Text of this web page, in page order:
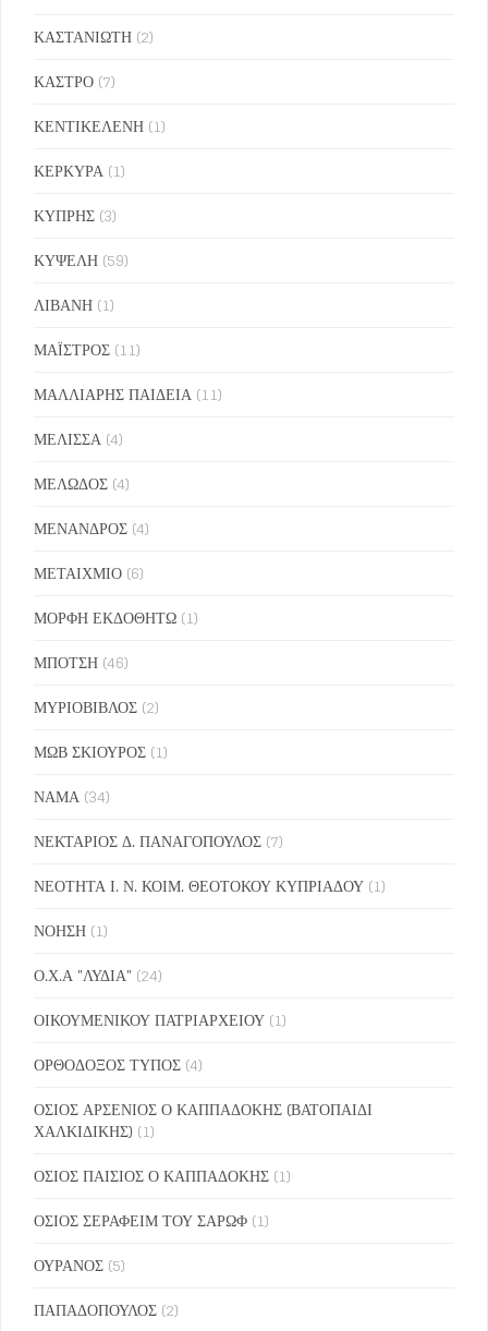
ΚΑΣΤΑΝΙΩΤΗ (2)
ΚΑΣΤΡΟ (7)
ΚΕΝΤΙΚΕΛΕΝΗ (1)
ΚΕΡΚΥΡΑ (1)
ΚΥΠΡΗΣ (3)
ΚΥΨΕΛΗ (59)
ΛΙΒΑΝΗ (1)
ΜΑΪΣΤΡΟΣ (11)
ΜΑΛΛΙΑΡΗΣ ΠΑΙΔΕΙΑ (11)
ΜΕΛΙΣΣΑ (4)
ΜΕΛΩΔΟΣ (4)
ΜΕΝΑΝΔΡΟΣ (4)
ΜΕΤΑΙΧΜΙΟ (6)
ΜΟΡΦΗ ΕΚΔΟΘΗΤΩ (1)
ΜΠΟΤΣΗ (46)
ΜΥΡΙΟΒΙΒΛΟΣ (2)
ΜΩΒ ΣΚΙΟΥΡΟΣ (1)
ΝΑΜΑ (34)
ΝΕΚΤΑΡΙΟΣ Δ. ΠΑΝΑΓΟΠΟΥΛΟΣ (7)
ΝΕΟΤΗΤΑ Ι. Ν. ΚΟΙΜ. ΘΕΟΤΟΚΟΥ ΚΥΠΡΙΑΔΟΥ (1)
ΝΟΗΣΗ (1)
Ο.Χ.Α "ΛΥΔΙΑ" (24)
ΟΙΚΟΥΜΕΝΙΚΟΥ ΠΑΤΡΙΑΡΧΕΙΟΥ (1)
ΟΡΘΟΔΟΞΟΣ ΤΥΠΟΣ (4)
ΟΣΙΟΣ ΑΡΣΕΝΙΟΣ Ο ΚΑΠΠΑΔΟΚΗΣ (ΒΑΤΟΠΑΙΔΙ
ΧΑΛΚΙΔΙΚΗΣ) (1)
ΟΣΙΟΣ ΠΑΙΣΙΟΣ Ο ΚΑΠΠΑΔΟΚΗΣ (1)
ΟΣΙΟΣ ΣΕΡΑΦΕΙΜ ΤΟΥ ΣΑΡΩΦ (1)
ΟΥΡΑΝΟΣ (5)
ΠΑΠΑΔΟΠΟΥΛΟΣ (2)